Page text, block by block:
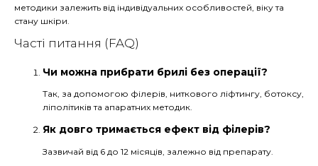
методики залежить від індивідуальних особливостей, віку та
стану шкіри.
Часті питання (FAQ)
Чи можна прибрати брилі без операції?
Так, за допомогою філерів, ниткового ліфтингу, ботоксу,
ліполітиків та апаратних методик.
Як довго тримається ефект від філерів?
Зазвичай від 6 до 12 місяців, залежно від препарату.